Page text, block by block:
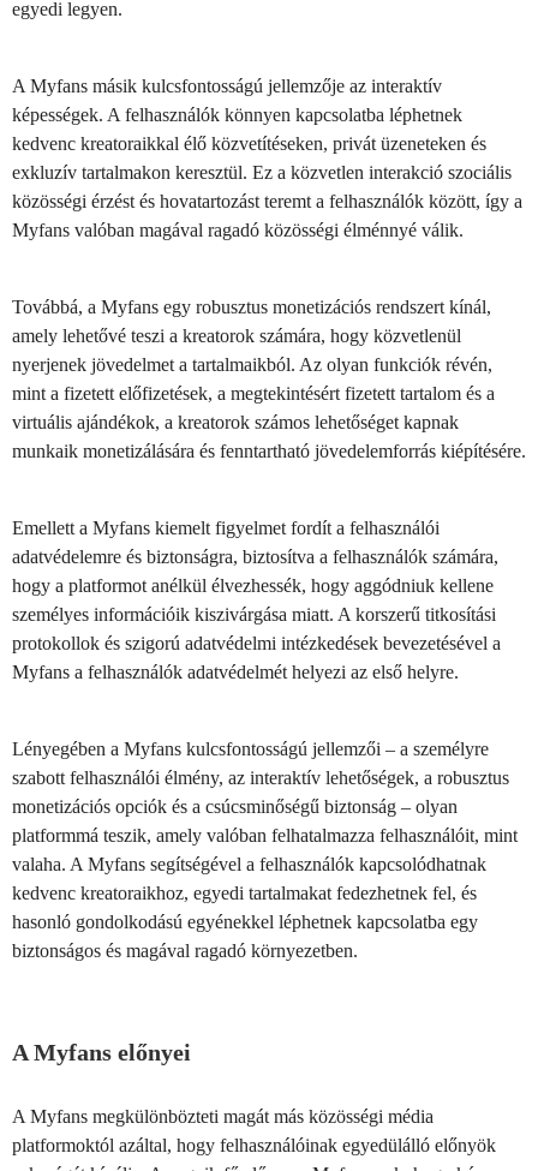
egyedi legyen.
A Myfans másik kulcsfontosságú jellemzője az interaktív
képességek. A felhasználók könnyen kapcsolatba léphetnek
kedvenc kreatoraikkal élő közvetítéseken, privát üzeneteken és
exkluzív tartalmakon keresztül. Ez a közvetlen interakció szociális
közösségi érzést és hovatartozást teremt a felhasználók között, így a
Myfans valóban magával ragadó közösségi élménnyé válik.
Továbbá, a Myfans egy robusztus monetizációs rendszert kínál,
amely lehetővé teszi a kreatorok számára, hogy közvetlenül
nyerjenek jövedelmet a tartalmaikból. Az olyan funkciók révén,
mint a fizetett előfizetések, a megtekintésért fizetett tartalom és a
virtuális ajándékok, a kreatorok számos lehetőséget kapnak
munkaik monetizálására és fenntartható jövedelemforrás kiépítésére.
Emellett a Myfans kiemelt figyelmet fordít a felhasználói
adatvédelemre és biztonságra, biztosítva a felhasználók számára,
hogy a platformot anélkül élvezhessék, hogy aggódniuk kellene
személyes információik kiszivárgása miatt. A korszerű titkosítási
protokollok és szigorú adatvédelmi intézkedések bevezetésével a
Myfans a felhasználók adatvédelmét helyezi az első helyre.
Lényegében a Myfans kulcsfontosságú jellemzői – a személyre
szabott felhasználói élmény, az interaktív lehetőségek, a robusztus
monetizációs opciók és a csúcsminőségű biztonság – olyan
platformmá teszik, amely valóban felhatalmazza felhasználóit, mint
valaha. A Myfans segítségével a felhasználók kapcsolódhatnak
kedvenc kreatoraikhoz, egyedi tartalmakat fedezhetnek fel, és
hasonló gondolkodású egyénekkel léphetnek kapcsolatba egy
biztonságos és magával ragadó környezetben.
A Myfans előnyei
A Myfans megkülönbözteti magát más közösségi média
platformoktól azáltal, hogy felhasználóinak egyedülálló előnyök